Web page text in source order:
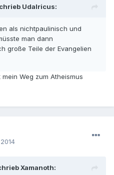
Udalricus:
als nichtpaulinisch und
man dann
große Teile der Evangelien
Weg zum Atheismus
Xamanoth: